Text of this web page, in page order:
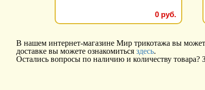
0 руб.
В нашем интернет-магазине Мир трикотажа вы
доставке вы можете ознакомиться здесь.
Остались вопросы по наличию и количеству товара?